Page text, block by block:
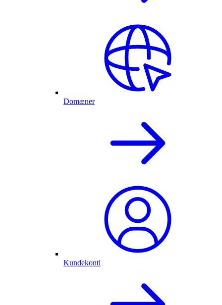
Domæner
Kundekonti